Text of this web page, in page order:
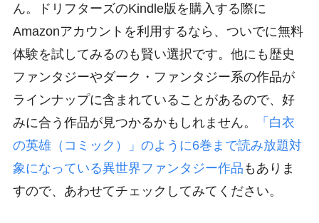
ん。ドリフターズのKindle版を購入する際に
Amazonアカウントを利用するなら、ついでに無料
体験を試してみるのも賢い選択です。他にも歴史
ファンタジーやダーク・ファンタジー系の作品が
ラインナップに含まれていることがあるので、好
みに合う作品が見つかるかもしれません。
「白衣
の英雄（コミック）」のように6巻まで読み放題対
象になっている異世界ファンタジー作品 もありま
すので、あわせてチェックしてみてください。